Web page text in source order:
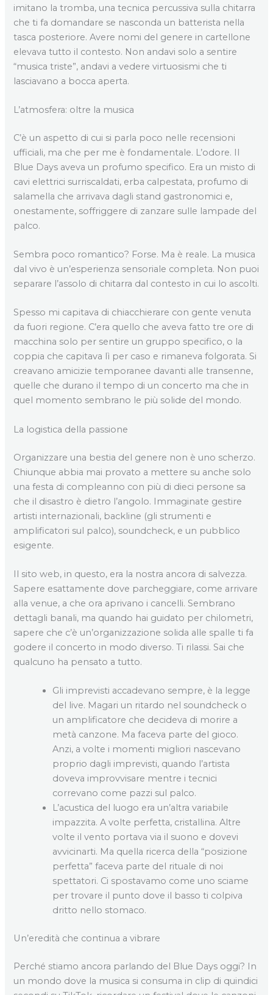
imitano la tromba, una tecnica percussiva sulla chitarra
che ti fa domandare se nasconda un batterista nella
tasca posteriore. Avere nomi del genere in cartellone
elevava tutto il contesto. Non andavi solo a sentire
“musica triste”, andavi a vedere virtuosismi che ti
lasciavano a bocca aperta.
L’atmosfera: oltre la musica
C’è un aspetto di cui si parla poco nelle recensioni
ufficiali, ma che per me è fondamentale. L’odore. Il
Blue Days aveva un profumo specifico. Era un misto di
cavi elettrici surriscaldati, erba calpestata, profumo di
salamella che arrivava dagli stand gastronomici e,
onestamente, soffriggere di zanzare sulle lampade del
palco.
Sembra poco romantico? Forse. Ma è reale. La musica
dal vivo è un’esperienza sensoriale completa. Non puoi
separare l’assolo di chitarra dal contesto in cui lo ascolti.
Spesso mi capitava di chiacchierare con gente venuta
da fuori regione. C’era quello che aveva fatto tre ore di
macchina solo per sentire un gruppo specifico, o la
coppia che capitava lì per caso e rimaneva folgorata. Si
creavano amicizie temporanee davanti alle transenne,
quelle che durano il tempo di un concerto ma che in
quel momento sembrano le più solide del mondo.
La logistica della passione
Organizzare una bestia del genere non è uno scherzo.
Chiunque abbia mai provato a mettere su anche solo
una festa di compleanno con più di dieci persone sa
che il disastro è dietro l’angolo. Immaginate gestire
artisti internazionali, backline (gli strumenti e
amplificatori sul palco), soundcheck, e un pubblico
esigente.
Il sito web, in questo, era la nostra ancora di salvezza.
Sapere esattamente dove parcheggiare, come arrivare
alla venue, a che ora aprivano i cancelli. Sembrano
dettagli banali, ma quando hai guidato per chilometri,
sapere che c’è un’organizzazione solida alle spalle ti fa
godere il concerto in modo diverso. Ti rilassi. Sai che
qualcuno ha pensato a tutto.
Gli imprevisti accadevano sempre, è la legge
del live. Magari un ritardo nel soundcheck o
un amplificatore che decideva di morire a
metà canzone. Ma faceva parte del gioco.
Anzi, a volte i momenti migliori nascevano
proprio dagli imprevisti, quando l’artista
doveva improvvisare mentre i tecnici
correvano come pazzi sul palco.
L’acustica del luogo era un’altra variabile
impazzita. A volte perfetta, cristallina. Altre
volte il vento portava via il suono e dovevi
avvicinarti. Ma quella ricerca della “posizione
perfetta” faceva parte del rituale di noi
spettatori. Ci spostavamo come uno sciame
per trovare il punto dove il basso ti colpiva
dritto nello stomaco.
Un’eredità che continua a vibrare
Perché stiamo ancora parlando del Blue Days oggi? In
un mondo dove la musica si consuma in clip di quindici